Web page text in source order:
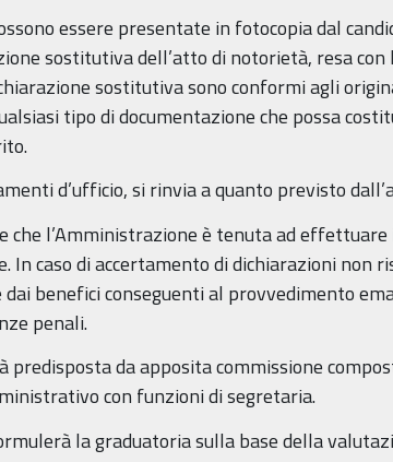
essere presentate in fotocopia dal
sostitutiva dell’atto di notorietà, resa
sostitutiva sono conformi agli
tipo di documentazione che possa
d’ufficio, si rinvia a quanto previsto
che l’Amministrazione è tenuta ad
In caso di accertamento di dichiarazioni non
dai benefici conseguenti al provvedimento
penali.
predisposta da apposita commissione
con funzioni di segretaria.
la graduatoria sulla base della